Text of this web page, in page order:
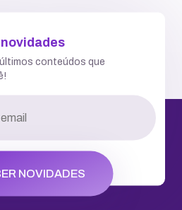
conteúdos que
NOVIDADES